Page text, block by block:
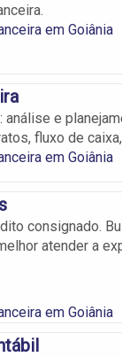
em Goiânia
e
fluxo de
em Goiânia
consignado.
atender a
em Goiânia